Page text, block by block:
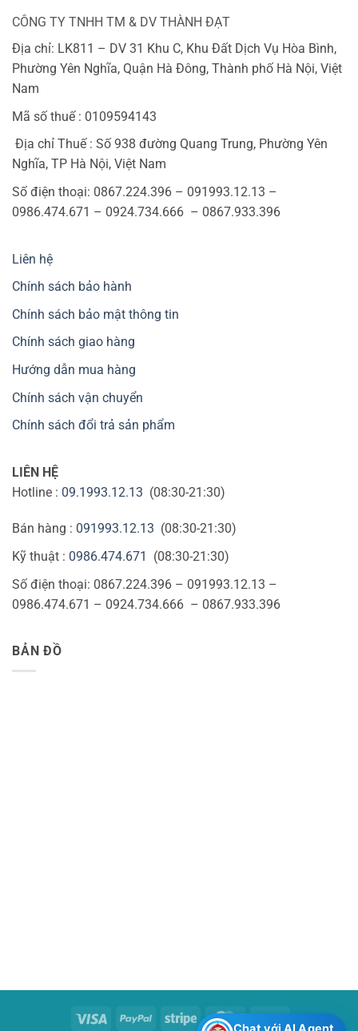
CÔNG TY TNHH TM & DV THÀNH ĐẠT
Địa chỉ: LK811 – DV 31 Khu C, Khu Đất Dịch Vụ Hòa Bình,
Phường Yên Nghĩa, Quận Hà Đông, Thành phố Hà Nội, Việt
Nam
Mã số thuế : 0109594143
Địa chỉ Thuế : Số 938 đường Quang Trung, Phường Yên
Nghĩa, TP Hà Nội, Việt Nam
Số điện thoại: 0867.224.396 – 091993.12.13 –
0986.474.671 – 0924.734.666 – 0867.933.396
Liên hệ
Chính sách bảo hành
Chính sách bảo mật thông tin
Chính sách giao hàng
Hướng dẫn mua hàng
Chính sách vận chuyển
Chính sách đổi trả sản phẩm
LIÊN HỆ
Hotline : 09.1993.12.13 (08:30-21:30)
Bán hàng : 091993.12.13 (08:30-21:30)
Kỹ thuật : 0986.474.671
(08:30-21:30)
Số điện thoại: 0867.224.396 – 091993.12.13 –
0986.474.671 – 0924.734.666 – 0867.933.396
BẢN ĐỒ
Visa PayPal Stripe MasterCardCash